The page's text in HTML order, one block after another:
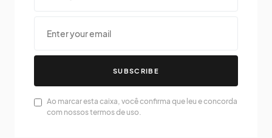
SUBSCRIBE
Ao marcar esta caixa, você confirma que leu e concorda
com nossos termos de uso.